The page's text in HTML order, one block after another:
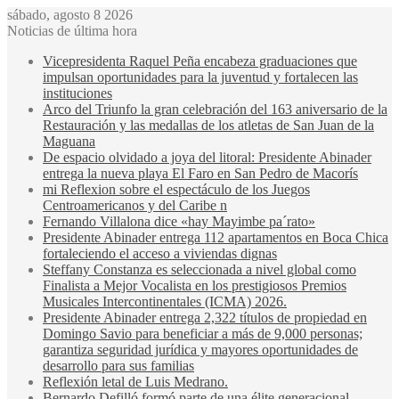
sábado, agosto 8 2026
Noticias de última hora
Vicepresidenta Raquel Peña encabeza graduaciones que
impulsan oportunidades para la juventud y fortalecen las
instituciones
Arco del Triunfo la gran celebración del 163 aniversario de la
Restauración y las medallas de los atletas de San Juan de la
Maguana
De espacio olvidado a joya del litoral: Presidente Abinader
entrega la nueva playa El Faro en San Pedro de Macorís
mi Reflexion sobre el espectáculo de los Juegos
Centroamericanos y del Caribe n
Fernando Villalona dice «hay Mayimbe pa´rato»
Presidente Abinader entrega 112 apartamentos en Boca Chica
fortaleciendo el acceso a viviendas dignas
Steffany Constanza es seleccionada a nivel global como
Finalista a Mejor Vocalista en los prestigiosos Premios
Musicales Intercontinentales (ICMA) 2026.
Presidente Abinader entrega 2,322 títulos de propiedad en
Domingo Savio para beneficiar a más de 9,000 personas;
garantiza seguridad jurídica y mayores oportunidades de
desarrollo para sus familias
Reflexión letal de Luis Medrano.